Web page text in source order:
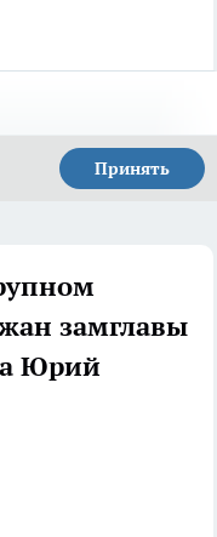
Принять
замглавы
Юрий